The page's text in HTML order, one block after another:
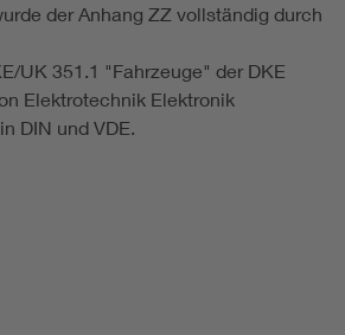
der Anhang ZZ vollständig durch
UK 351.1 "Fahrzeuge" der DKE
Elektrotechnik Elektronik
DIN und VDE.